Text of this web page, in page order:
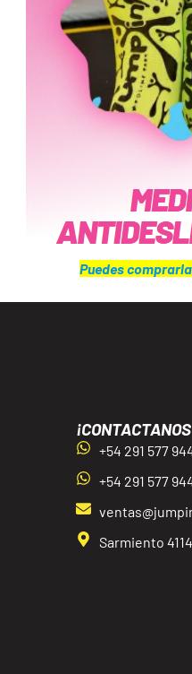
Puedes
+54 291 577
+54 291 577
Sarmiento